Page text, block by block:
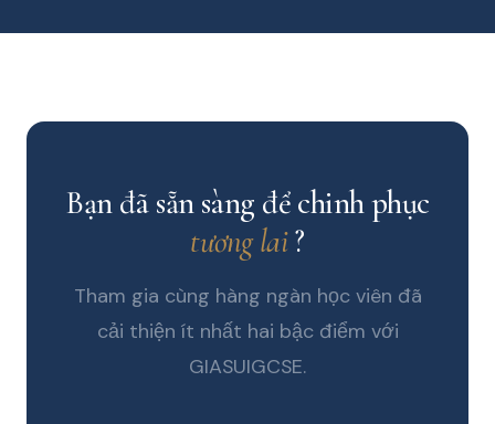
Bạn đã sẵn sàng để chinh phục
tương lai?
Tham gia cùng hàng ngàn học viên đã
cải thiện ít nhất hai bậc điểm với
GIASUIGCSE.